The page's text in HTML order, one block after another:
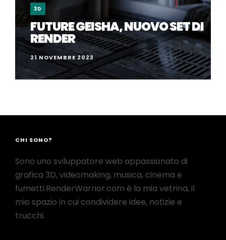
3D
FUTURE GEISHA, NUOVO SET DI
RENDER
21 NOVEMBRE 2023
CHI SONO?
Sono uno sviluppatore web appassionato di
grafica 3D, videomaking, musica, cinema e
fumetti.RenderWarrior.com è la mia vetrina, il
mio spazio in cui condividere idee, notizie e
trucchi.